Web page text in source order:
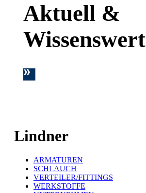
Aktuell &
Wissenswert
Lindner
ARMATUREN
SCHLAUCH
VERTEILER/FITTINGS
WERKSTOFFE